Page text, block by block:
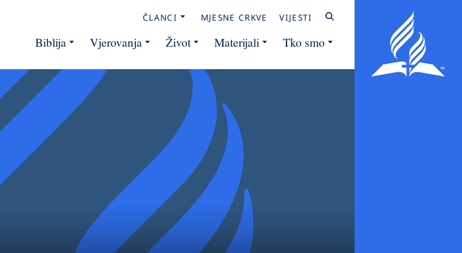
ČLANCI MJESNE CRKVE VIJESTI
Biblija Vjerovanja Život Materijali Tko smo